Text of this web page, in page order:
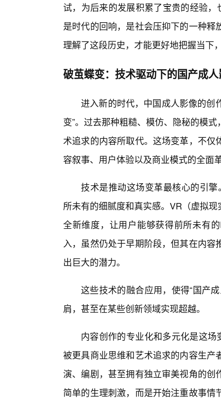
试，为后来的发展积累了宝贵的经验
是时代的回响，是社会压抑下的一种
理解了这段历史，才能更好地把握当下
破茧蝶变：技术驱动下的国产成
进入新的时代，中国成人影像的创
变”。过去那种粗糙、模仿、隐秘的模
术追求的内容所取代。这场变革，不
容叙事、用户体验以及商业模式的全面
技术是推动这场变革最核心的引
所未有的细腻度和真实感。VR（虚拟
全新维度，让用户能够获得前所未有
入，虽然仍处于早期阶段，但其在内
出巨大的潜力。
这些技术的融合应用，使得“国产
肩，甚至在某些创新领域实现超越。
内容创作的专业化和多元化是这场
被更具商业思维和艺术追求的内容生
演、编剧，甚至拥有独立审美视角的
简单的生理刺激，而是开始注重故事